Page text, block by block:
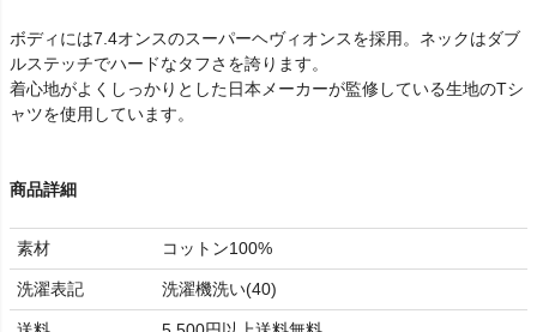
ボディには7.4オンスのスーパーヘヴィオンスを採用。ネックはダブ
ルステッチでハードなタフさを誇ります。
着心地がよくしっかりとした日本メーカーが監修している生地のTシ
ャツを使用しています。
商品詳細
素材 コットン100%
洗濯表記 洗濯機洗い(40)